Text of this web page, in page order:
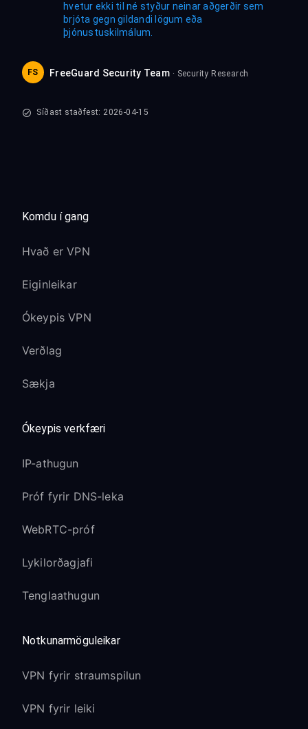
hvetur ekki til né styður neinar aðgerðir sem
brjóta gegn gildandi lögum eða
þjónustuskilmálum.
FS FreeGuard Security Team · Security Research
Síðast staðfest: 2026-04-15
Komdu í gang
Hvað er VPN
Eiginleikar
Ókeypis VPN
Verðlag
Sækja
Ókeypis verkfæri
IP-athugun
Próf fyrir DNS-leka
WebRTC-próf
Lykilorðagjafi
Tenglaathugun
Notkunarmöguleikar
VPN fyrir straumspilun
VPN fyrir leiki